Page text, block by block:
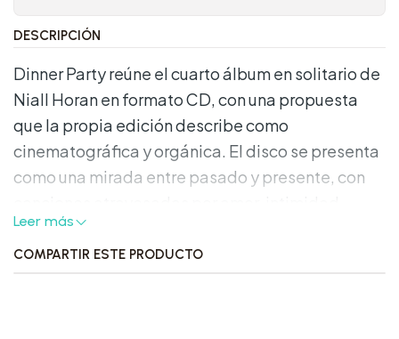
DESCRIPCIÓN
Dinner Party reúne el cuarto álbum en solitario de
Niall Horan en formato CD, con una propuesta
que la propia edición describe como
cinematográfica y orgánica. El disco se presenta
como una mirada entre pasado y presente, con
miedo, pérdida, esperanza y sueños. Es una
edición pensada para quienes siguen esta etapa
de su carrera y buscan tener el álbum completo
Leer más
COMPARTIR ESTE PRODUCTO